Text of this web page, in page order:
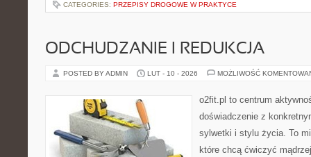
CATEGORIES: PRZEPISY DROGOWE W PRAKTYCE
ODCHUDZANIE I REDUKCJA
POSTED BY ADMIN LUT - 10 - 2026 MOŻLIWOŚĆ
o2fit.pl to centrum
doświadczenie z
sylwetki i stylu życia. To
które chcą ćwiczyć